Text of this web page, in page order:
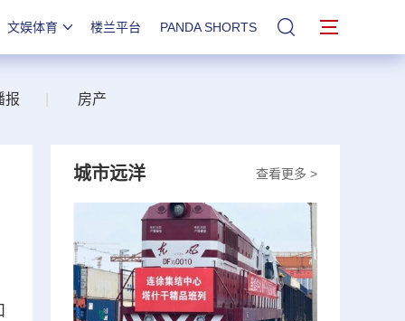
文娱体育 楼兰平台 PANDA SHORTS 站内搜索
报 房产
查看更多 >
城市远洋